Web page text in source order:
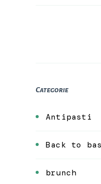
Categorie
Antipasti
Back to
brunch